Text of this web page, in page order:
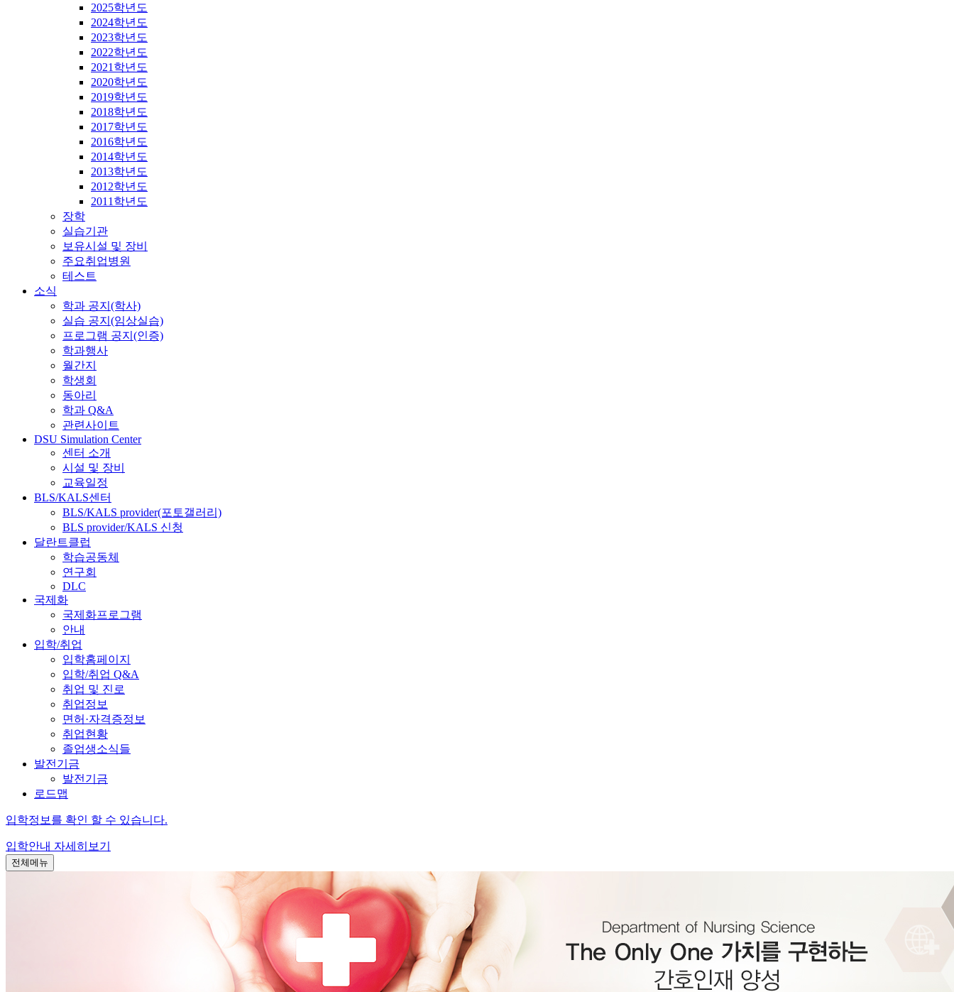
2025학년도
2024학년도
2023학년도
2022학년도
2021학년도
2020학년도
2019학년도
2018학년도
2017학년도
2016학년도
2014학년도
2013학년도
2012학년도
2011학년도
장학
실습기관
보유시설 및 장비
주요취업병원
테스트
소식
학과 공지(학사)
실습 공지(임상실습)
프로그램 공지(인증)
학과행사
월간지
학생회
동아리
학과 Q&A
관련사이트
DSU Simulation Center
센터 소개
시설 및 장비
교육일정
BLS/KALS센터
BLS/KALS provider(포토갤러리)
BLS provider/KALS 신청
달란트클럽
학습공동체
연구회
DLC
국제화
국제화프로그램
안내
입학/취업
입학홈페이지
입학/취업 Q&A
취업 및 진로
취업정보
면허·자격증정보
취업현황
졸업생소식들
발전기금
발전기금
로드맵
입학정보를 확인 할 수 있습니다.
입학안내 자세히보기
전체메뉴